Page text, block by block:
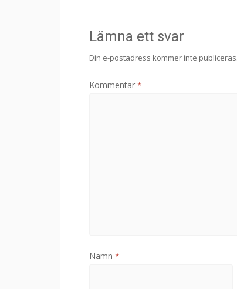
Lämna ett svar
Din e-postadress kommer inte publiceras.
Kommentar *
Namn *